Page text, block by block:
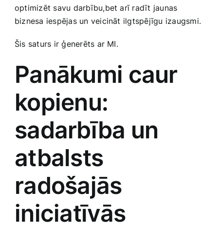
optimizēt‍ savu ‍darbību,bet arī radīt jaunas
biznesa iespējas un veicināt ilgtspējīgu izaugsmi.
Šis saturs‌ ir ģenerēts ar MI.
Panākumi caur
kopienu:
sadarbība un
atbalsts
radošajās
iniciatīvās